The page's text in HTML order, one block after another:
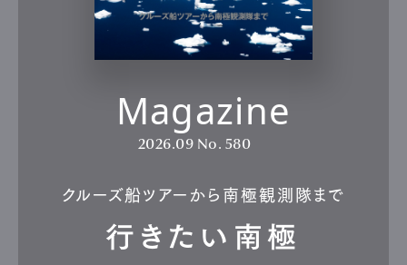
Magazine
2026.09 No. 580
クルーズ船ツアーから南極観測隊まで
行きたい南極